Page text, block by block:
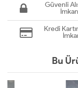
Güvenli
Kredi
Bu